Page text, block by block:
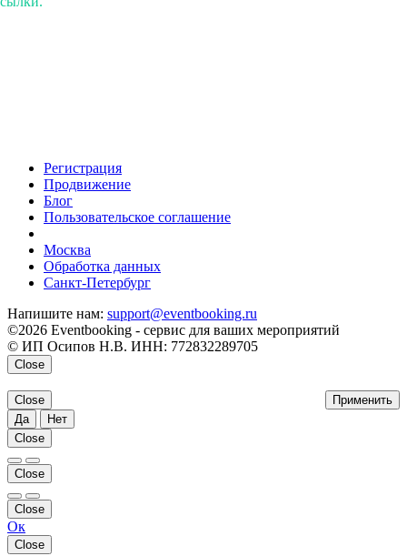
Регистрация
Продвижение
Блог
Пользовательское соглашение
Москва
Обработка данных
Санкт-Петербург
Напишите нам: support@eventbooking.ru
©2026 Eventbooking - сервис для ваших мероприятий
© ИП Осипов Н.В. ИНН: 772832289705
Close
Применить
Close
Да
Нет
Close
Close
Close
Ок
Close